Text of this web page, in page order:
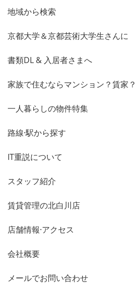
地域から検索
京都大学＆京都芸術大学生さんに
書類DL & 入居者さまへ
家族で住むならマンション？賃家？
一人暮らしの物件特集
路線·駅から探す
IT重説について
スタッフ紹介
賃貸管理の北白川店
店舗情報·アクセス
会社概要
メールでお問い合わせ